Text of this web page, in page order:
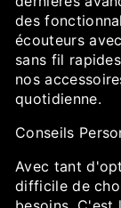
des
écouteurs
sans fil
nos
quotidienne.
Conseils
Avec tant
difficile de